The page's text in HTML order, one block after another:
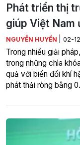
Phát triển thị
giúp Việt Nam
NGUYỄN HUYỀN 02-
Trong nhiều giải
trong những chìa
quả với biến đổi khí
phát thải ròng bằng 0.